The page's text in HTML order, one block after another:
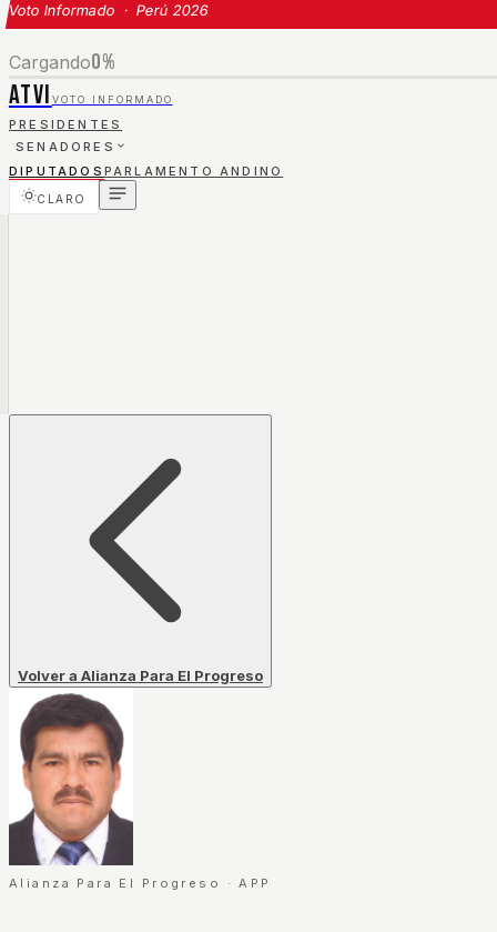
Voto Informado · Perú 2026
Cargando0%
ATVI VOTO INFORMADO
PRESIDENTES
SENADORES
DIPUTADOS PARLAMENTO ANDINO
CLARO
Volver a Alianza Para El Progreso
Alianza Para El Progreso ·APP